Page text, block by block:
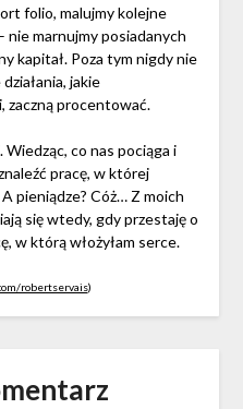
folio, malujmy kolejne
nie marnujmy posiadanych
kapitał. Poza tym nigdy nie
jakie
zaczną procentować.
Wiedząc, co nas pociąga i
pracę, w której
pieniądze? Cóż… Z moich
się wtedy, gdy przestaję o
w którą włożyłam serce.
robertservais)